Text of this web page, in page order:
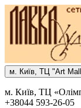
м. Киïв, ТЦ "Art
м. Киïв, ТЦ
+38044 593-26-05